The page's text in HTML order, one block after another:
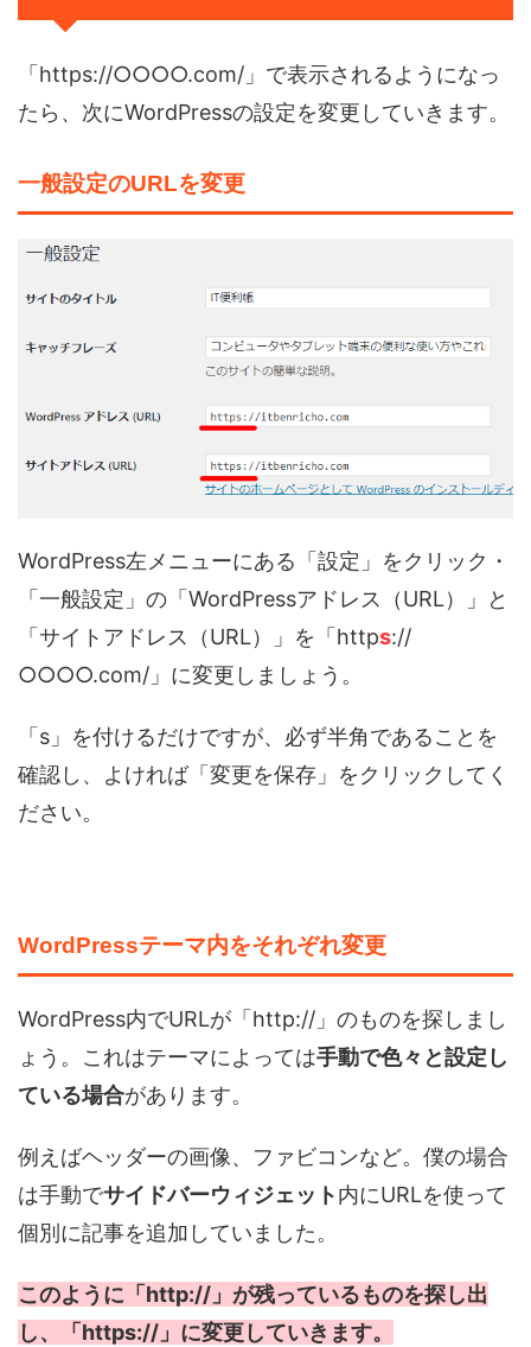
「https://○○○○.com/」で表示されるようになっ
たら、次にWordPressの設定を変更していきます。
一般設定のURLを変更
WordPress左メニューにある「設定」をクリック・
「一般設定」の「WordPressアドレス（URL）」と
「サイトアドレス（URL）」を「https://
○○○○.com/」に変更しましょう。
「s」を付けるだけですが、必ず半角であることを
確認し、よければ「変更を保存」をクリックしてく
ださい。
WordPressテーマ内をそれぞれ変更
WordPress内でURLが「http://」のものを探しまし
ょう。これはテーマによっては手動で色々と設定し
ている場合があります。
例えばヘッダーの画像、ファビコンなど。僕の場合
は手動でサイドバーウィジェット内にURLを使って
個別に記事を追加していました。
このように「http://」が残っているものを探し出
し、「https://」に変更していきます。